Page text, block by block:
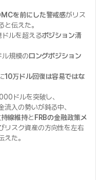
を前にした警戒感がリス
伝えた。
ルを超えるポジション清
規模のロングポジション
10万ドル回復は容易ではな
ドルを突破し、
流入の勢いが鈍る中、
線維持と FRBの金融政策メ
リスク資産の方向性を左右
た。